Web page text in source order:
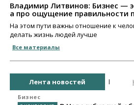
Владимир Литвинов: Бизнес —
а про ощущение правильности
На этом пути важны отношение к
делать жизнь людей лучше
Все материалы
Лента новостей
Бизнес